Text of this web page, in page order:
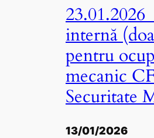
internă
pentru
mecanic
Securitate
13/01/2026